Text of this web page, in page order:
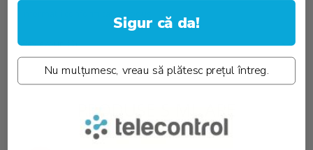
Review-uri(0)
PRODUSE SIMILARE
Sigur că da!
Nu mulțumesc, vreau să plătesc prețul întreg.